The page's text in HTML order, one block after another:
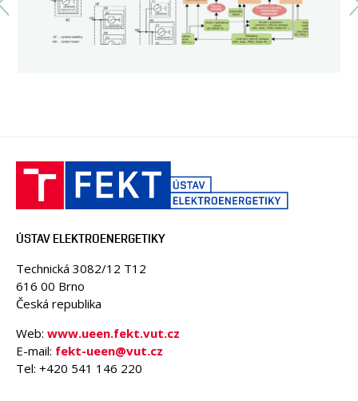
ÚSTAV ELEKTROENERGETIKY
Technická 3082/12 T12
616 00 Brno
Česká republika
Web: www.ueen.fekt.vut.cz
E-mail: fekt-ueen@vut.cz
Tel: +420 541 146 220